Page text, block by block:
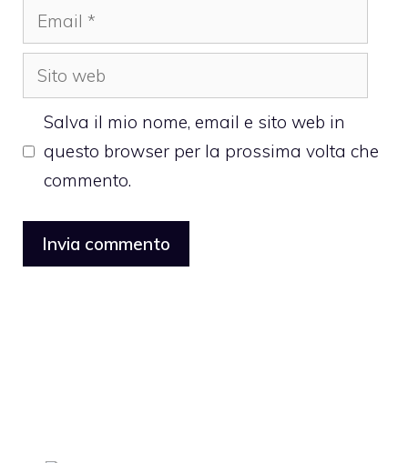
Email
Sito
web
Salva il mio nome, email e sito web in
questo browser per la prossima volta che
commento.